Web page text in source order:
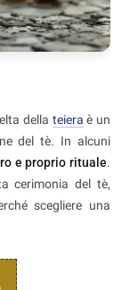
della teiera è un
del tè. In alcuni
e proprio rituale.
cerimonia del tè,
scegliere una